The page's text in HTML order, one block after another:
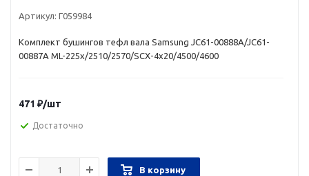
Артикул: Г059984
Комплект бушингов тефл вала Samsung JC61-00888A/JC61-
00887A ML-225х/2510/2570/SCX-4х20/4500/4600
471 ₽/шт
Достаточно
В корзину